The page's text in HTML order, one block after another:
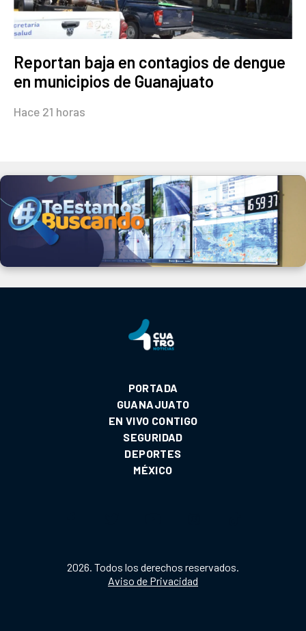
Reportan baja en contagios de dengue
en municipios de Guanajuato
Hace 21 horas
PORTADA
GUANAJUATO
EN VIVO CONTIGO
SEGURIDAD
DEPORTES
MÉXICO
2026. Todos los derechos reservados.
Aviso de Privacidad